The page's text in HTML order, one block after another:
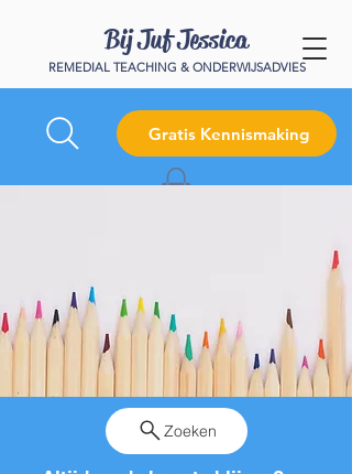
Bij Juf Jessica
REMEDIAL TEACHING & ONDERWIJSADVIES
Gratis Kennismaking
Zoeken